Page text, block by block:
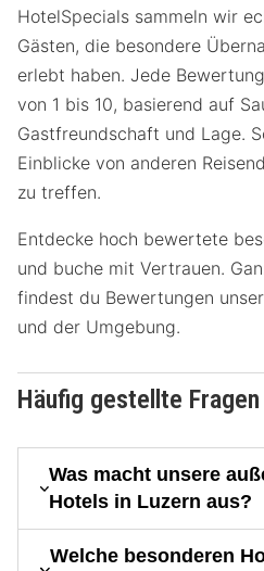
HotelSpecials sammeln wir
Gästen, die besondere
erlebt haben. Jede
von 1 bis 10, basierend auf
Gastfreundschaft und Lage.
Einblicke von anderen
zu treffen.
Entdecke hoch bewertete
und buche mit Vertrauen.
findest du Bewertungen
und der Umgebung.
Häufig gestellte Fragen
Was macht unsere
Hotels in Luzern aus?
Welche besonderen